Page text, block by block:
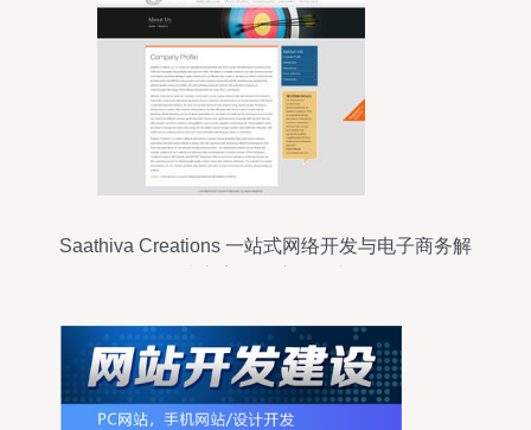
Saathiva Creations 一站式网络开发与电子商务解